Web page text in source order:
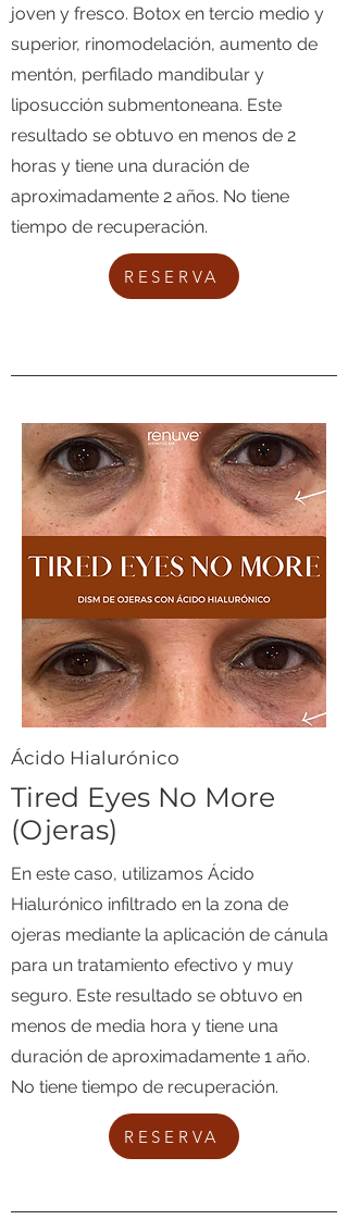
joven y fresco. Botox en tercio medio y
superior, rinomodelación, aumento de
mentón, perfilado mandibular y
liposucción submentoneana. Este
resultado se obtuvo en menos de 2
horas y tiene una duración de
aproximadamente 2 años. No tiene
tiempo de recuperación.
RESERVA
​Ácido Hialurónico
Tired Eyes No More
(Ojeras)
En este caso, utilizamos Ácido
Hialurónico infiltrado en la zona de
ojeras mediante la aplicación de cánula
para un tratamiento efectivo y muy
seguro. Este resultado se obtuvo en
menos de media hora y tiene una
duración de aproximadamente 1 año.
No tiene tiempo de recuperación.
RESERVA